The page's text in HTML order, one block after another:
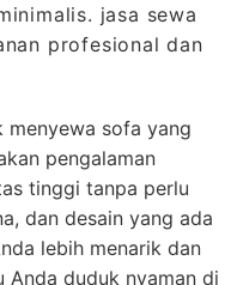
jasa sewa
profesional dan
menyewa sofa yang
pengalaman
tinggi tanpa perlu
dan desain yang ada
lebih menarik dan
Anda duduk nyaman di